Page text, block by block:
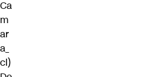
Ca
m
ar
a_
cl)